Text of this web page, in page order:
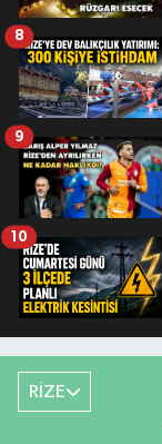
8
9
10
RİZE